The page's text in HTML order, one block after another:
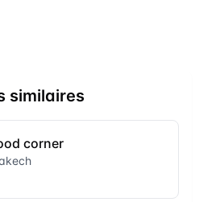
similaires
corner